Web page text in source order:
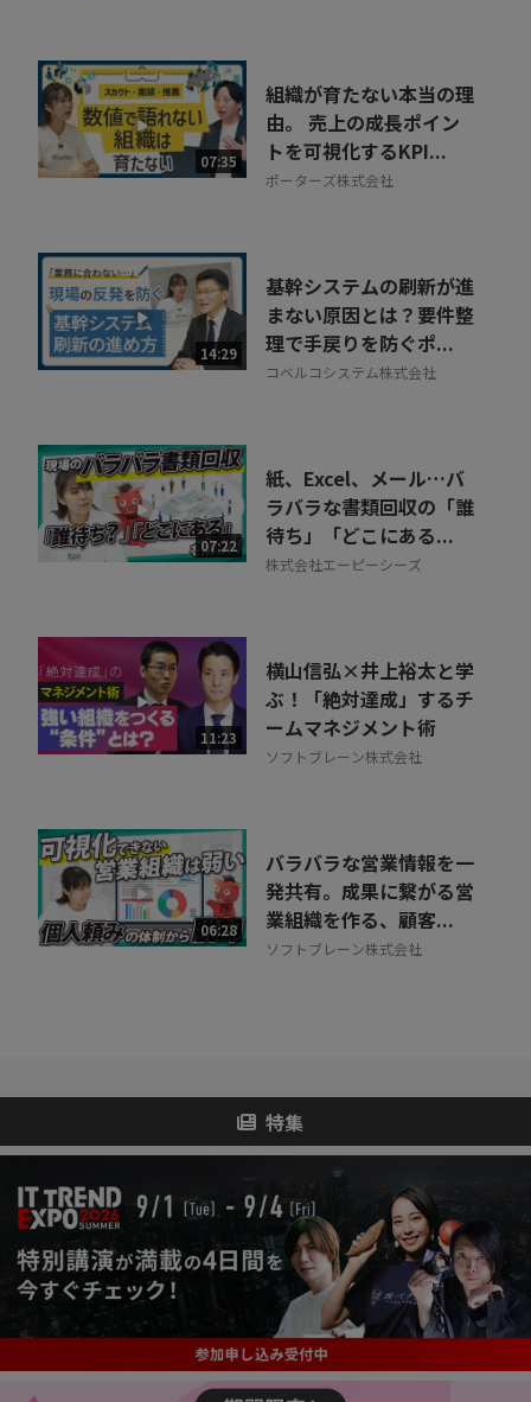
07:35
組織が育たない本当の理
由。 売上の成長ポイン
トを可視化するKPI...
ポーターズ株式会社
14:29
基幹システムの刷新が進
まない原因とは？要件整
理で手戻りを防ぐポ...
コベルコシステム株式会社
07:22
紙、Excel、メール…バ
ラバラな書類回収の「誰
待ち」「どこにある...
株式会社エーピーシーズ
11:23
横山信弘×井上裕太と学
ぶ！「絶対達成」するチ
ームマネジメント術
ソフトブレーン株式会社
06:28
バラバラな営業情報を一
発共有。成果に繋がる営
業組織を作る、顧客...
ソフトブレーン株式会社
特集